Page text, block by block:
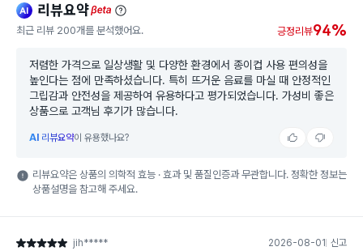
ai 리뷰요약beta
최근 리뷰 200개를 분석했어요. 긍정리뷰94%
저렴한 가격으로 일상생활 및 다양한 환경에서 종이컵 사용 편의성을
높인다는 점에 만족하셨습니다. 특히 뜨거운 음료를 마실 때 안정적인
그립감과 안전성을 제공하여 유용하다고 평가되었습니다. 가성비 좋은
상품으로 고객님 후기가 많습니다.
AI 리뷰요약이 유용했나요?
리뷰요약은 상품의 의학적 효능 · 효과 및 품질인증과 무관합니다. 정확한 정보는
상품설명을 참고해 주세요.
별점 5점 jih***** 2026-08-01 신고